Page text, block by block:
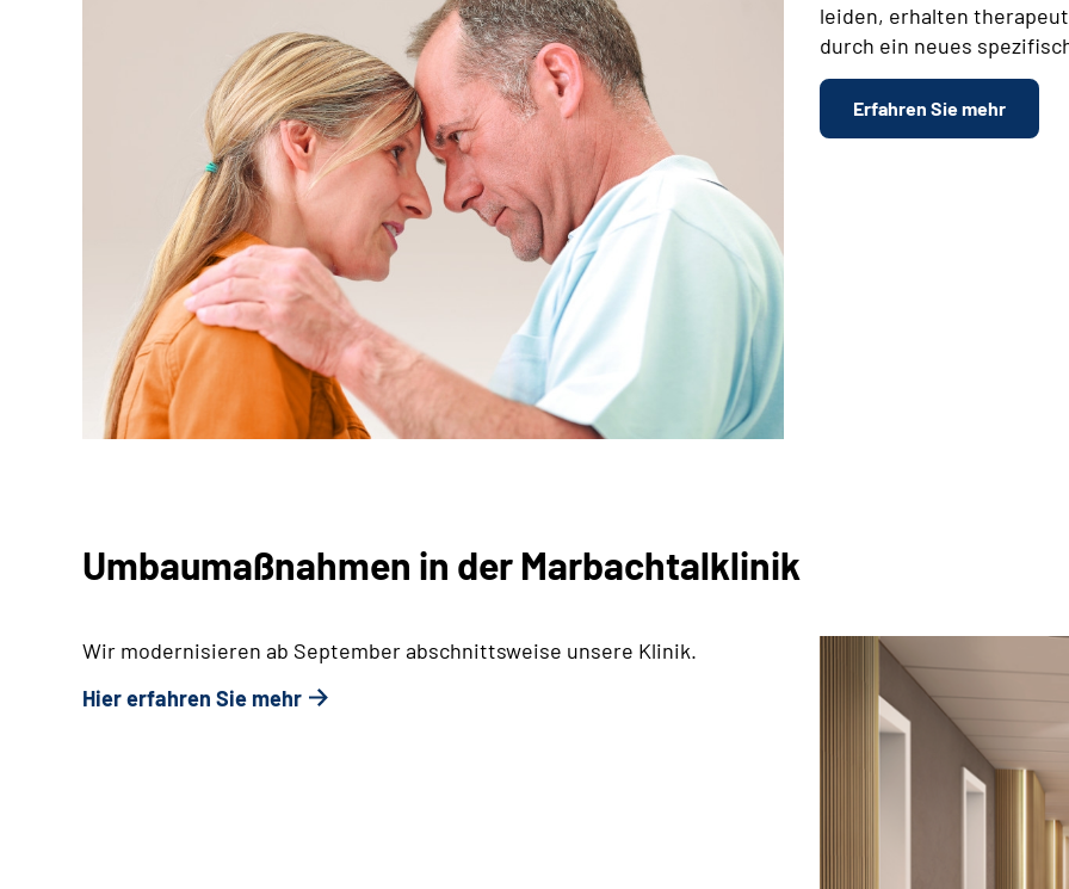
leiden, erhalten
durch ein neues
Erfahren Sie mehr
Umbaumaßnahmen in der Marbachtalklinik
Wir modernisieren ab September abschnittsweise unsere Klinik.
Hier erfahren Sie mehr